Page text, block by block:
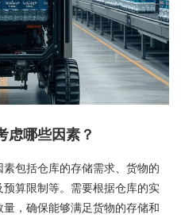
虑哪些因素？
包括仓库的存储需求、货物的
算限制等。需要根据仓库的实
，确保能够满足货物的存储和